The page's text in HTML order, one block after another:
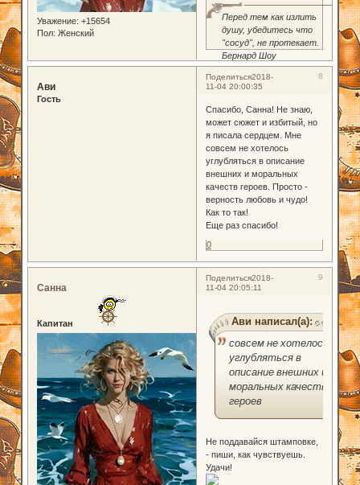
Уважение: +15654
Пол: Женский
Перед тем как излить
душу, убедитесь что
"сосуд", не протекает.
Бернард Шоу
Поделиться 8
2018-
11-04 20:00:35
Ави
Гость
Спасибо, Санна! Не знаю,
может сюжет и избитый, но
я писала сердцем. Мне
совсем не хотелось
углубляться в описание
внешних и моральных
качеств героев. Просто -
верность любовь и чудо!
Как то так!
Еще раз спасибо!
0
Поделиться 9
2018-
11-04 20:05:11
Санна
Капитан Ави написал(а):
совсем не хотелось
углубляться в
описание внешних и
моральных качеств
героев
Не поддавайся штамповке,
- пиши, как чувствуешь.
Удачи!